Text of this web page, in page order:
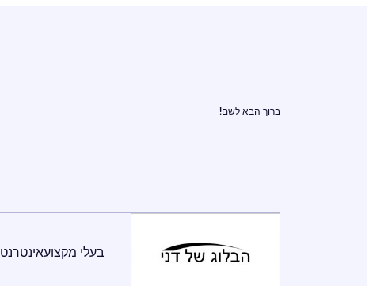
ברוך הבא לשם!
בעלי מקצועאינטרנט